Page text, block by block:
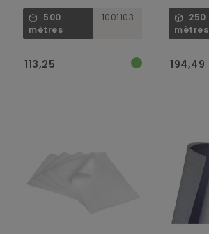
500
mètres
1001103
113,25
250
mètres
194,49